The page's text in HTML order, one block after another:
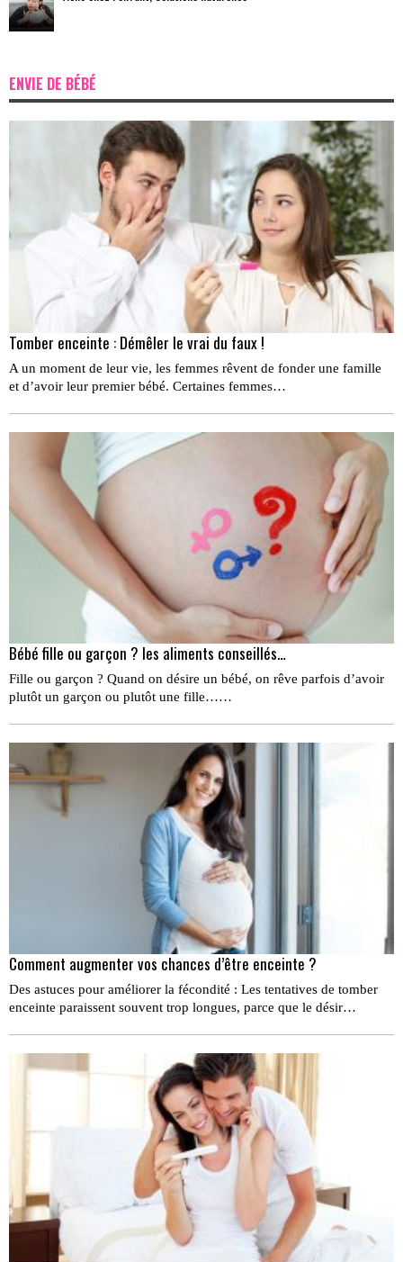
ENVIE DE BÉBÉ
Tomber enceinte : Démêler le vrai du faux !
A un moment de leur vie, les femmes rêvent de fonder une famille
et d’avoir leur premier bébé. Certaines femmes…
Bébé fille ou garçon ? les aliments conseillés…
Fille ou garçon ? Quand on désire un bébé, on rêve parfois d’avoir
plutôt un garçon ou plutôt une fille……
Comment augmenter vos chances d’être enceinte ?
Des astuces pour améliorer la fécondité : Les tentatives de tomber
enceinte paraissent souvent trop longues, parce que le désir…